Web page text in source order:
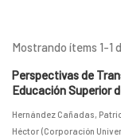
Mostrando ítems 1-1
Perspectivas de
Educación Superior
Hernández Cañadas,
Héctor (Corporación